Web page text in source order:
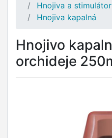
Hnojiva a
Hnojiva kapalná
Hnojivo
orchideje